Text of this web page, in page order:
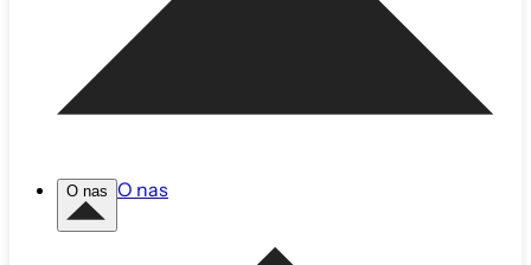
O nas O nas